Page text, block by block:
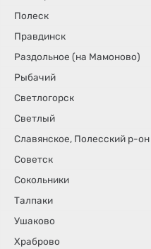
Полеск
Правдинск
Раздольное (на Мамоново)
Рыбачий
Светлогорск
Светлый
Славянское, Полесский р-он
Советск
Сокольники
Талпаки
Ушаково
Храброво